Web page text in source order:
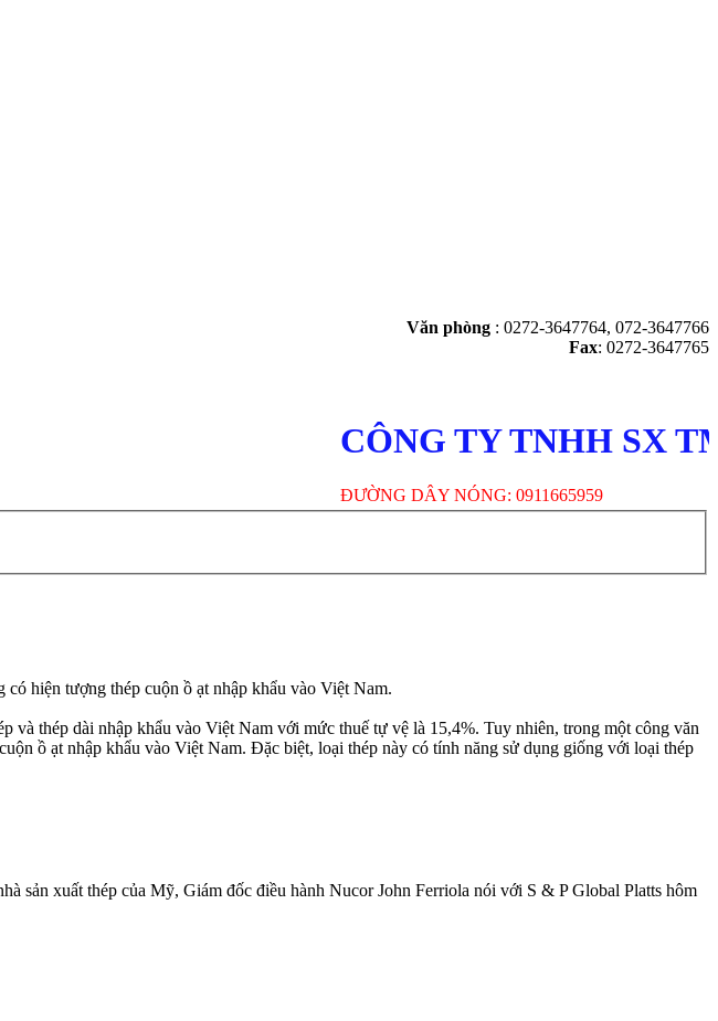
Văn phòng : 0272-3647764, 072-3647766
Fax: 0272-3647765
CÔNG TY TNHH SX TM
ĐƯỜNG DÂY NÓNG: 0911665959
hiện tượng thép cuộn ồ ạt nhập khẩu vào Việt Nam.
thép dài nhập khẩu vào Việt Nam với mức thuế tự vệ là 15,4%. Tuy nhiên, trong một công văn
ồ ạt nhập khẩu vào Việt Nam. Đặc biệt, loại thép này có tính năng sử dụng giống với loại thép
sản xuất thép của Mỹ, Giám đốc điều hành Nucor John Ferriola nói với S & P Global Platts hôm